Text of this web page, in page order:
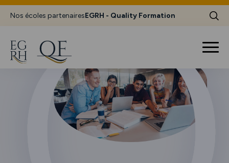
Nos écoles partenairesEGRH - Quality Formation